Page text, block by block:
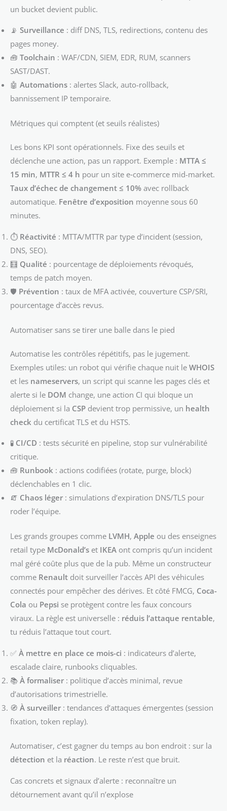
un bucket devient public.
📡 Surveillance : diff DNS, TLS, redirections, contenu des
pages money.
🧰 Toolchain : WAF/CDN, SIEM, EDR, RUM, scanners
SAST/DAST.
🤖 Automations : alertes Slack, auto-rollback,
bannissement IP temporaire.
Métriques qui comptent (et seuils réalistes)
Les bons KPI sont opérationnels. Fixe des seuils et
déclenche une action, pas un rapport. Exemple : MTTA ≤
15 min, MTTR ≤ 4 h pour un site e‑commerce mid-market.
Taux d’échec de changement ≤ 10% avec rollback
automatique. Fenêtre d’exposition moyenne sous 60
minutes.
⏱️ Réactivité : MTTA/MTTR par type d’incident (session,
DNS, SEO).
🧮 Qualité : pourcentage de déploiements révoqués,
temps de patch moyen.
🛡️ Prévention : taux de MFA activée, couverture CSP/SRI,
pourcentage d’accès revus.
Automatiser sans se tirer une balle dans le pied
Automatise les contrôles répétitifs, pas le jugement.
Exemples utiles: un robot qui vérifie chaque nuit le WHOIS
et les nameservers, un script qui scanne les pages clés et
alerte si le DOM change, une action CI qui bloque un
déploiement si la CSP devient trop permissive, un health
check du certificat TLS et du HSTS.
🧪 CI/CD : tests sécurité en pipeline, stop sur vulnérabilité
critique.
🧰 Runbook : actions codifiées (rotate, purge, block)
déclenchables en 1 clic.
🧯 Chaos léger : simulations d’expiration DNS/TLS pour
roder l’équipe.
Les grands groupes comme LVMH, Apple ou des enseignes
retail type McDonald’s et IKEA ont compris qu’un incident
mal géré coûte plus que de la pub. Même un constructeur
comme Renault doit surveiller l’accès API des véhicules
connectés pour empêcher des dérives. Et côté FMCG, Coca-
Cola ou Pepsi se protègent contre les faux concours
viraux. La règle est universelle : réduis l’attaque rentable,
tu réduis l’attaque tout court.
✅ À mettre en place ce mois-ci : indicateurs d’alerte,
escalade claire, runbooks cliquables.
📚 À formaliser : politique d’accès minimal, revue
d’autorisations trimestrielle.
🧭 À surveiller : tendances d’attaques émergentes (session
fixation, token replay).
Automatiser, c’est gagner du temps au bon endroit : sur la
détection et la réaction. Le reste n’est que bruit.
Cas concrets et signaux d’alerte : reconnaître un
détournement avant qu’il n’explose